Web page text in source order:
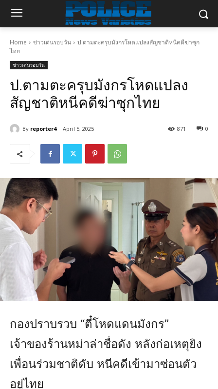
Home ข่าวเด่นรอบวัน
ป.ตามตะครุบมังกรโหดแปลงสัญชาติหนีคดีฆ่าซุก
ไทย
ข่าวเด่นรอบวัน
ป.ตามตะครุบมังกรโหดแปลง
สัญชาติหนีคดีฆ่าซุกไทย
By reporter4 April 5, 2025 0
871
กองปราบรวบ “ตี๋โหดแดนมังกร”
เจ้าของร้านหม่าล่าชื่อดัง หลังก่อเหตุยิง
เพื่อนร่วมชาติดับ หนีคดีเข้ามาซ่อนตัว
อยู่ไทย